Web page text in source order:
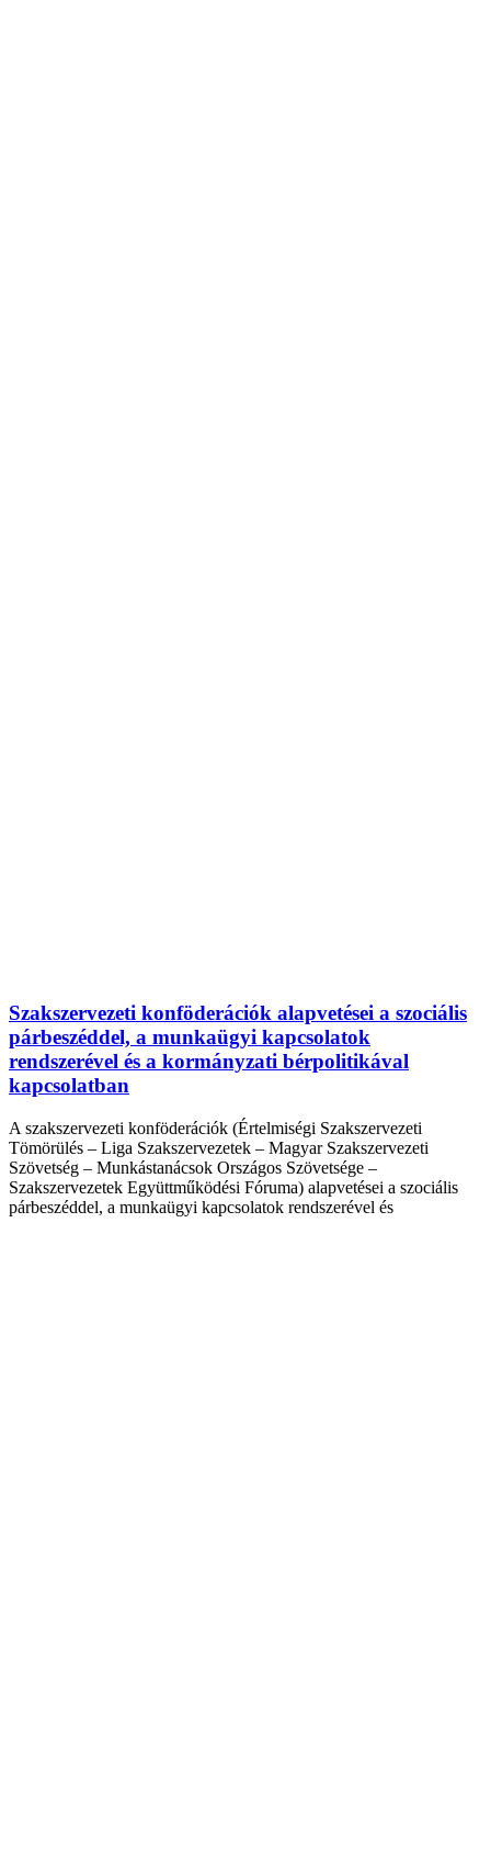
Szakszervezeti konföderációk alapvetései a szociális
párbeszéddel, a munkaügyi kapcsolatok
rendszerével és a kormányzati bérpolitikával
kapcsolatban
A szakszervezeti konföderációk (Értelmiségi Szakszervezeti
Tömörülés – Liga Szakszervezetek – Magyar Szakszervezeti
Szövetség – Munkástanácsok Országos Szövetsége –
Szakszervezetek Együttműködési Fóruma) alapvetései a szociális
párbeszéddel, a munkaügyi kapcsolatok rendszerével és